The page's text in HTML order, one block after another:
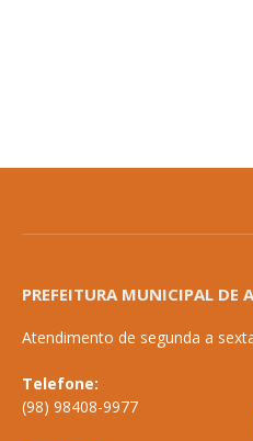
PREFEITURA MUNICIPAL DE
Atendimento de segunda a
Telefone:
(98) 98408-9977